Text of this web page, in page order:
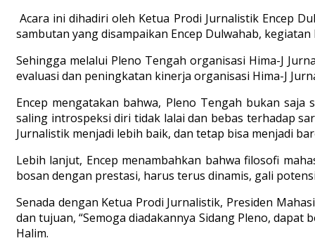
Acara ini dihadiri oleh Ketua Prodi Jurnalistik Encep
sambutan yang disampaikan Encep Dulwahab,
Sehingga melalui Pleno Tengah organisasi Hima-J
evaluasi dan peningkatan kinerja organisasi Hima-J
Encep mengatakan bahwa, Pleno Tengah bukan
saling introspeksi diri tidak lalai dan bebas terhadap
Jurnalistik menjadi lebih baik, dan tetap bisa menjadi
Lebih lanjut, Encep menambahkan bahwa filosofi
bosan dengan prestasi, harus terus dinamis, gali
Senada dengan Ketua Prodi Jurnalistik, Presiden
dan tujuan, “Semoga diadakannya Sidang Pleno,
Halim.